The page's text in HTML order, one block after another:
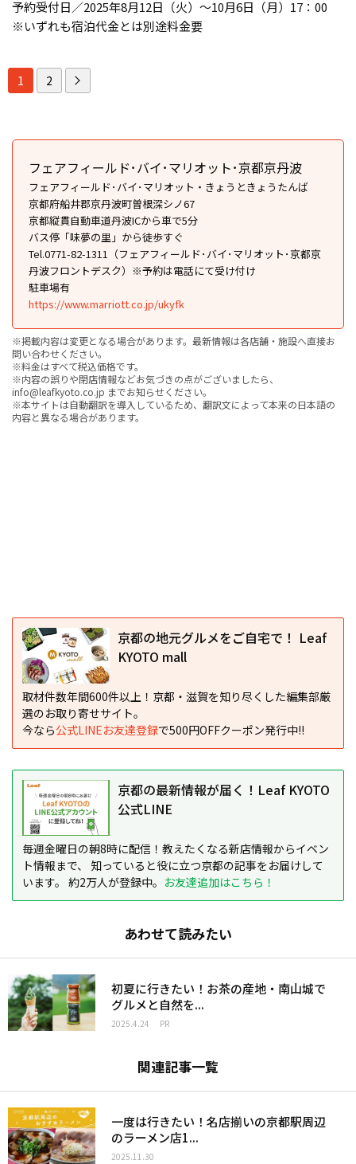
予約受付日／2025年8月12日（火）～10月6日（月）17：00
※いずれも宿泊代金とは別途料金要
1 2
フェアフィールド･バイ･マリオット･京都京丹波
フェアフィールド･バイ･マリオット・きょうときょうたんば
京都府船井郡京丹波町曽根深シノ67
京都縦貫自動車道丹波ICから車で5分
バス停「味夢の里」から徒歩すぐ
Tel.0771-82-1311（フェアフィールド･バイ･マリオット･京都京
丹波フロントデスク）※予約は電話にて受け付け
駐車場有
https://www.marriott.co.jp/ukyfk
※掲載内容は変更となる場合があります。最新情報は各店舗・施設へ直接お
問い合わせください。
※料金はすべて税込価格です。
※内容の誤りや閉店情報などお気づきの点がございましたら、
info@leafkyoto.co.jp までお知らせください。
※本サイトは自動翻訳を導入しているため、翻訳文によって本来の日本語の
内容と異なる場合があります。
京都の地元グルメをご自宅で！ Leaf
KYOTO mall
取材件数年間600件以上！京都・滋賀を知り尽くした編集部厳
選のお取り寄せサイト。
今なら公式LINEお友達登録で500円OFFクーポン発行中!!
京都の最新情報が届く！Leaf KYOTO
公式LINE
毎週金曜日の朝8時に配信！教えたくなる新店情報からイベン
ト情報まで、 知っていると役に立つ京都の記事をお届けして
います。 約2万人が登録中。 お友達追加はこちら！
あわせて読みたい
初夏に行きたい！お茶の産地・南山城で
グルメと自然を...
2025.4.24 PR
関連記事一覧
一度は行きたい！名店揃いの京都駅周辺
のラーメン店1...
2025.11.30